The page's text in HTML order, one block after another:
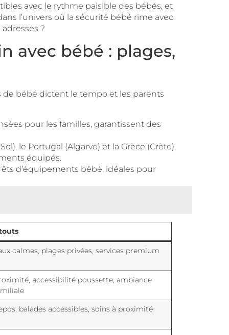
avec le rythme paisible des bébés, et
l’univers où la sécurité bébé rime avec
?
avec bébé : plages,
de bébé dictent le tempo et les parents
pour les familles, garantissent des
le Portugal (Algarve) et la Grèce (Crète),
équipés.
d’équipements bébé, idéales pour
calmes, plages privées, services premium
accessibilité poussette, ambiance
balades accessibles, soins à proximité